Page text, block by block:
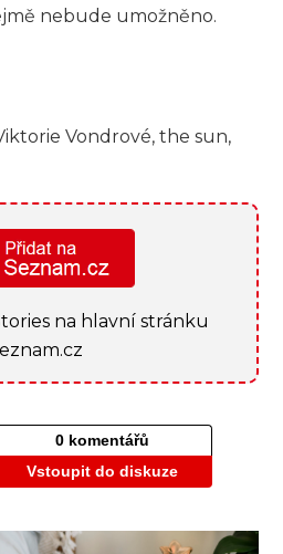
nebude umožněno.
Vondrové, the sun,
na hlavní stránku
0 komentářů
Vstoupit do diskuze